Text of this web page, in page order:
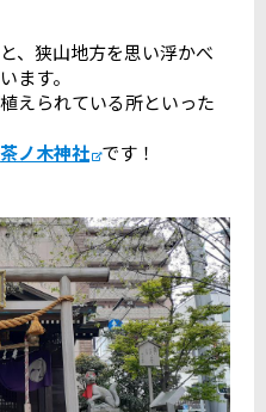
、狭山地方を思い浮かべ
ます。
えられている所といった
茶ノ木神社 です！